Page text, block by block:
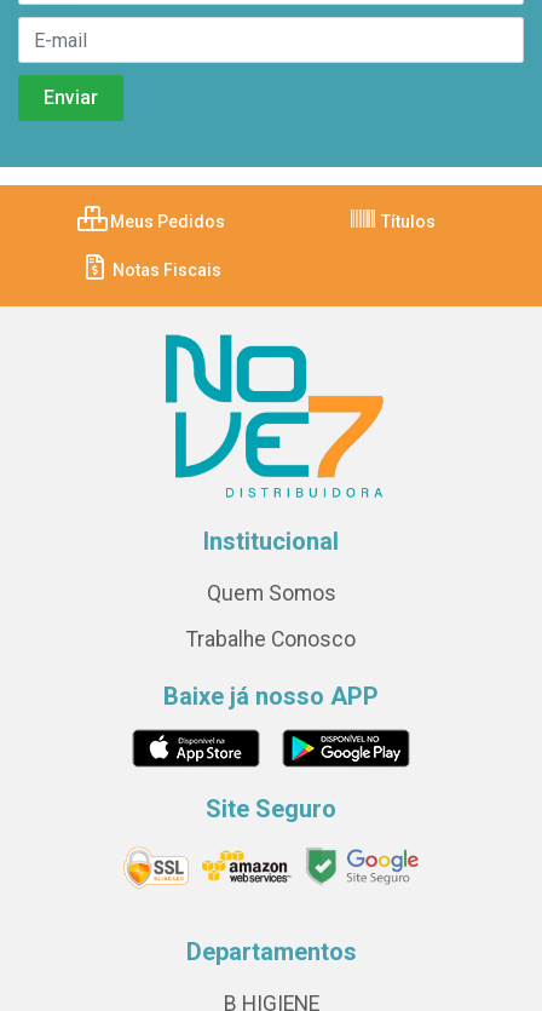
Meus Pedidos Títulos
Notas Fiscais
Institucional
Quem Somos
Trabalhe Conosco
Baixe já nosso APP
Site Seguro
Departamentos
B HIGIENE